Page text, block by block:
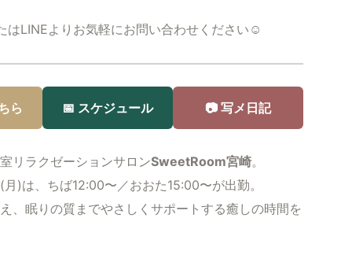
はLINEよりお気軽にお問い合わせください☺️
ら 📅 スケジュール 📷 写メ日記
リラクゼーションサロンSweetRoom宮崎。
)は、ちば12:00〜／おおた15:00〜が出勤。
、眠りの質までやさしくサポートする癒しの時間を